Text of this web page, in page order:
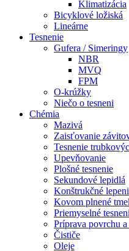
Klimatizácia
Bicyklové ložiská
Lineárne
Tesnenie
Gufera / Simeringy
NBR
MVQ
FPM
O-krúžky
Niečo o tesneni
Chémia
Mazivá
Zaisťovanie
Tesnenie
Upevňovanie
Plošné tesnenie
Sekundové lepidlá
Konštrukčné
Kovom plnené
Priemyselné
Príprava povrchu
Čističe
Oleje